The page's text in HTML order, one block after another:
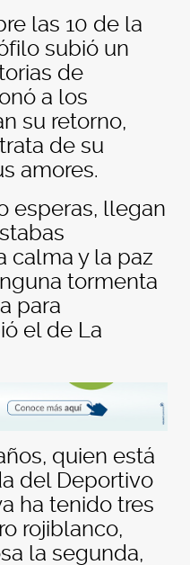
las 10 de la
subió un
de
a los
su retorno,
de su
amores.
esperas, llegan
calma y la paz
tormenta
para
el de La
quien está
del Deportivo
ha tenido tres
rojiblanco,
la segunda,